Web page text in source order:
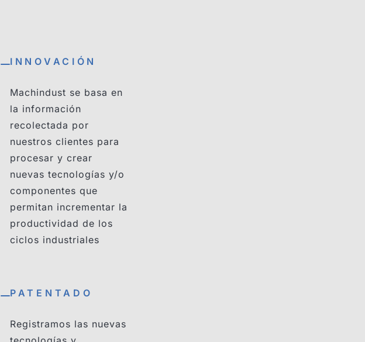
INNOVACIÓN
Machindust se basa en
la información
recolectada por
nuestros clientes para
procesar y crear
nuevas tecnologías y/o
componentes que
permitan incrementar la
productividad de los
ciclos industriales
PATENTADO
Registramos las nuevas